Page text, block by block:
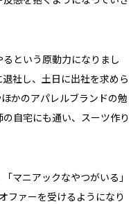
という原動力になりまし
社し、土日に出社を求めら
かのアパレルブランドの勉
自宅にも通い、スーツ作り
マニアックなやつがいる」
ファーを受けるようになり